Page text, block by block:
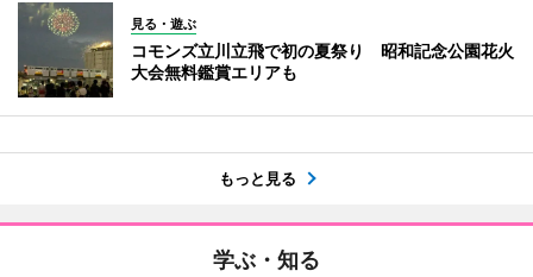
見る・遊ぶ
コモンズ立川立飛で初の夏祭り 昭和記念公園花火
大会無料鑑賞エリアも
もっと見る
学ぶ・知る